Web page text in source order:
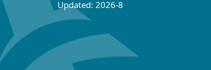
Updated: 2026-8